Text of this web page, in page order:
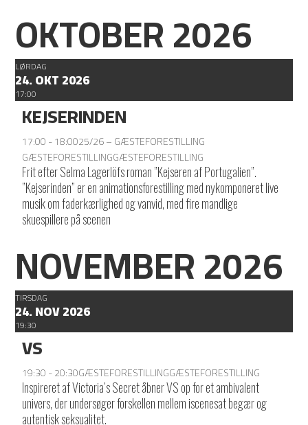
OKTOBER 2026
LØRDAG
24. OKT 2026
17:00
KEJSERINDEN
17:00 - 18:0025/26 – GÆSTEFORESTILLING
GÆSTEFORESTILLINGGÆSTEFORESTILLING
Frit efter Selma Lagerlöfs roman ”Kejseren af Portugalien”.
”Kejserinden” er en animationsforestilling med nykomponeret live
musik om faderkærlighed og vanvid, med fire mandlige
skuespillere på scenen
NOVEMBER 2026
TIRSDAG
24. NOV 2026
19:30
VS
19:30 - 20:30GÆSTEFORESTILLINGGÆSTEFORESTILLING
Inspireret af Victoria’s Secret åbner VS op for et ambivalent
univers, der undersøger forskellen mellem iscenesat begær og
autentisk seksualitet.